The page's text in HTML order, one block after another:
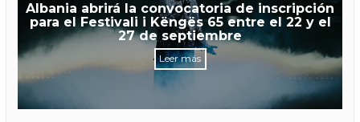
Albania abrirá la convocatoria de inscripción
para el Festivali i Këngës 65 entre el 22 y el
27 de septiembre
Leer más